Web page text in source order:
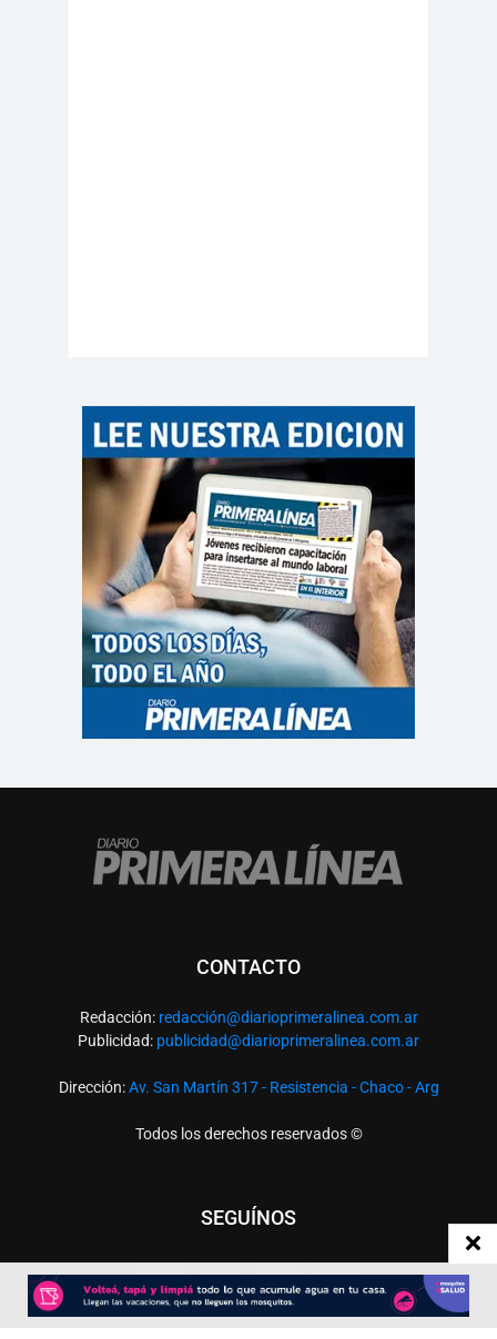
CONTACTO
Redacción: redacción@diarioprimeralinea.com.ar
Publicidad: publicidad@diarioprimeralinea.com.ar
Dirección:Av. San Martín 317 - Resistencia - Chaco - Arg
Todos los derechos reservados ©
SEGUÍNOS